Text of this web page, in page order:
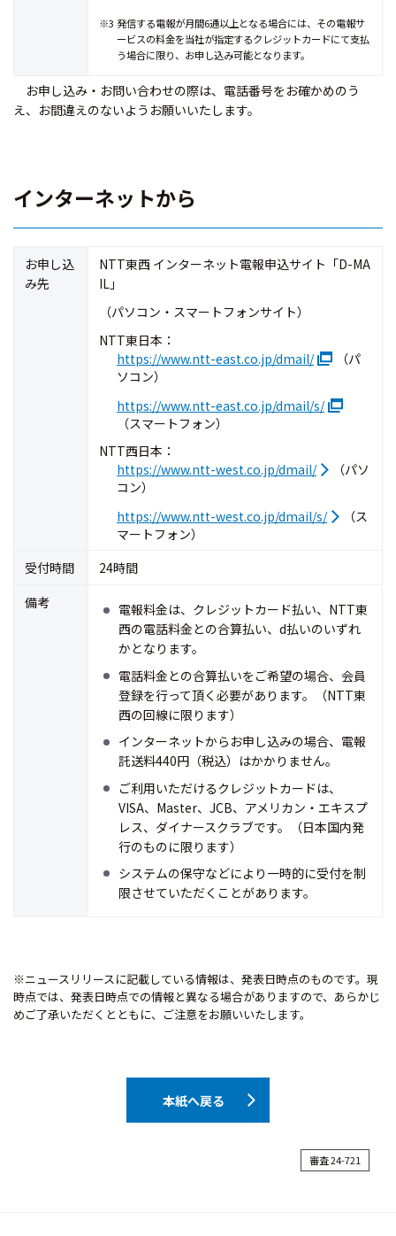
※3 発信する電報が月間6通以上となる場合には、その電報サ
ービスの料金を当社が指定するクレジットカードにて支払
う場合に限り、お申し込み可能となります。
お申し込み・お問い合わせの際は、電話番号をお確かめのう
え、お間違えのないようお願いいたします。
インターネットから
お申し込
み先
NTT東西 インターネット電報申込サイト「D-MA
IL」
（パソコン・スマートフォンサイト）
NTT東日本：
https://www.ntt-east.co.jp/dmail/
（パ
ソコン）
https://www.ntt-east.co.jp/dmail/s/
（スマートフォン）
NTT西日本：
https://www.ntt-west.co.jp/dmail/
（パソ
コン）
https://www.ntt-west.co.jp/dmail/s/
（ス
マートフォン）
受付時間
24時間
備考
電報料金は、クレジットカード払い、NTT東
西の電話料金との合算払い、d払いのいずれ
かとなります。
電話料金との合算払いをご希望の場合、会員
登録を行って頂く必要があります。（NTT東
西の回線に限ります）
インターネットからお申し込みの場合、電報
託送料440円（税込）はかかりません。
ご利用いただけるクレジットカードは、
VISA、Master、JCB、アメリカン・エキスプ
レス、ダイナースクラブです。（日本国内発
行のものに限ります）
システムの保守などにより一時的に受付を制
限させていただくことがあります。
※ニュースリリースに記載している情報は、発表日時点のものです。現
時点では、発表日時点での情報と異なる場合がありますので、あらかじ
めご了承いただくとともに、ご注意をお願いいたします。
本紙へ戻る
審査 24-721